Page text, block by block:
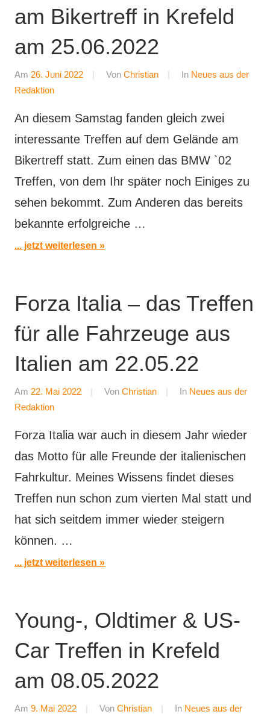
am Bikertreff in Krefeld
am 25.06.2022
Am 26. Juni 2022 Von Christian In Neues aus der
Redaktion
An diesem Samstag fanden gleich zwei
interessante Treffen auf dem Gelände am
Bikertreff statt. Zum einen das BMW `02
Treffen, von dem Ihr später noch Einiges zu
sehen bekommt. Zum Anderen das bereits
bekannte erfolgreiche …
... jetzt weiterlesen
Forza Italia – das Treffen
für alle Fahrzeuge aus
Italien am 22.05.22
Am 22. Mai 2022 Von Christian In Neues aus der
Redaktion
Forza Italia war auch in diesem Jahr wieder
das Motto für alle Freunde der italienischen
Fahrkultur. Meines Wissens findet dieses
Treffen nun schon zum vierten Mal statt und
hat sich seitdem immer wieder steigern
können. …
... jetzt weiterlesen
Young-, Oldtimer & US-
Car Treffen in Krefeld
am 08.05.2022
Am 9. Mai 2022 Von Christian In Neues aus der